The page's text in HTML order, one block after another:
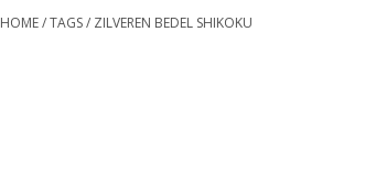
HOME/TAGS/ ZILVEREN BEDEL SHIKOKU